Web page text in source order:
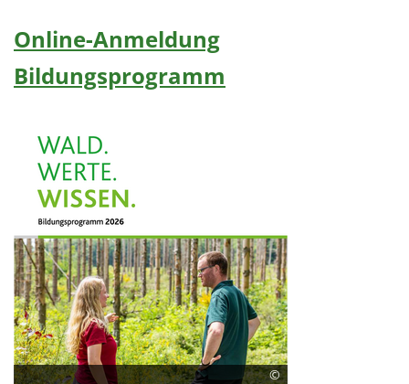
Online-Anmeldung
Bildungsprogramm
©